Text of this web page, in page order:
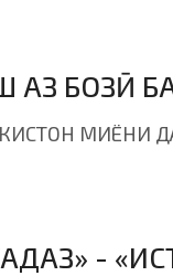
БОЗӢ
МИЁНИ
-